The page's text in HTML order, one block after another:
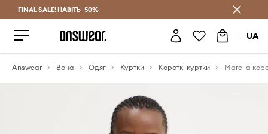
Заощаджуй з Answear Club
FINAL SALE! НАВІТЬ -50%
UA
Answear Вона Одяг Куртки Короткі куртки